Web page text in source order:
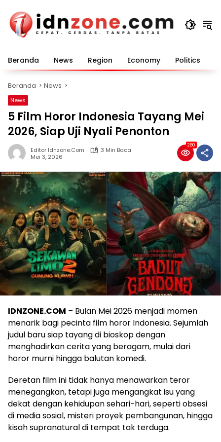
konten
Beranda News Region Economy Politics
Beranda News
News
5 Film Horor Indonesia Tayang Mei
2026, Siap Uji Nyali Penonton
Editor Idnzone.com
3 Min Baca
Mei 3, 2026
280
IDNZONE.COM – Bulan Mei 2026 menjadi momen
menarik bagi pecinta film horor Indonesia. Sejumlah
judul baru siap tayang di bioskop dengan
menghadirkan cerita yang beragam, mulai dari
horor murni hingga balutan komedi.
Deretan film ini tidak hanya menawarkan teror
menegangkan, tetapi juga mengangkat isu yang
dekat dengan kehidupan sehari-hari, seperti obsesi
di media sosial, misteri proyek pembangunan, hingga
kisah supranatural di tempat tak terduga.